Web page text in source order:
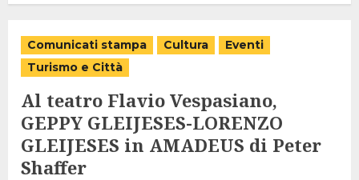
Comunicati stampa Cultura
Eventi
Turismo e Città
Al teatro Flavio Vespasiano,
GEPPY GLEIJESES-LORENZO
GLEIJESES in AMADEUS di Peter
Shaffer